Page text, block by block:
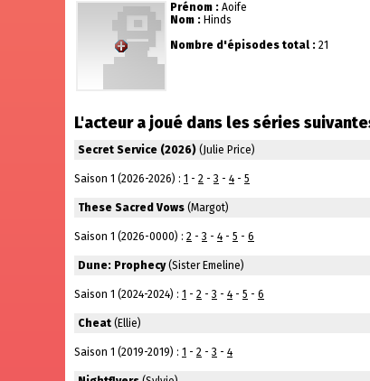
Prénom : Aoife
Nom : Hinds
Nombre d'épisodes total : 21
L'acteur a joué dans les séries
Secret Service (2026) (Julie Price)
Saison 1 (2026-2026) : 1 - 2 - 3 - 4 - 5
These Sacred Vows (Margot)
Saison 1 (2026-0000) : 2 - 3 - 4 - 5 - 6
Dune: Prophecy(Sister Emeline)
Saison 1 (2024-2024) : 1 - 2 - 3 - 4 - 5 - 6
Cheat (Ellie)
Saison 1 (2019-2019) : 1 - 2 - 3 - 4